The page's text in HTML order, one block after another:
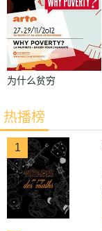
为什么贫穷
热播榜
1